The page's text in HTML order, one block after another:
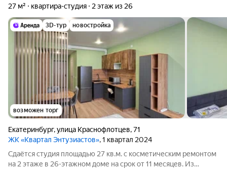
27 м² квартира-студия 2 этаж из 26
3D-тур новостройка
возможен торг
Екатеринбург,улица Краснофлотцев,71
ЖК «Квартал Энтузиастов», 1 квартал 2024
Сдаётся студия площадью 27 кв.м. с косметическим ремонтом
на 2 этаже в 26-этажном доме на срок от 11 месяцев. Из